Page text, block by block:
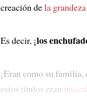
creación dela grandeza
Es decir, ¡los
¡Eran como su familia,
estos títulos eran